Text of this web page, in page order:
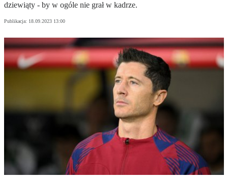
dziewiąty - by w ogóle nie grał w kadrze.
Publikacja: 18.09.2023 13:00